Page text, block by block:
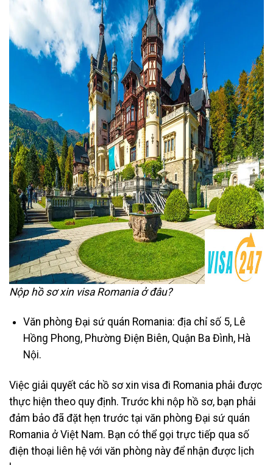
Nộp hồ sơ xin visa Romania ở đâu?
Văn phòng Đại sứ quán Romania: địa chỉ số 5, Lê
Hồng Phong, Phường Điện Biên, Quận Ba Đình, Hà
Nội.
Việc giải quyết các hồ sơ xin visa đi Romania phải được
thực hiện theo quy định. Trước khi nộp hồ sơ, bạn phải
đảm bảo đã đặt hẹn trước tại văn phòng Đại sứ quán
Romania ở Việt Nam. Bạn có thể gọi trực tiếp qua số
điện thoại liên hệ với văn phòng này để nhận được lịch